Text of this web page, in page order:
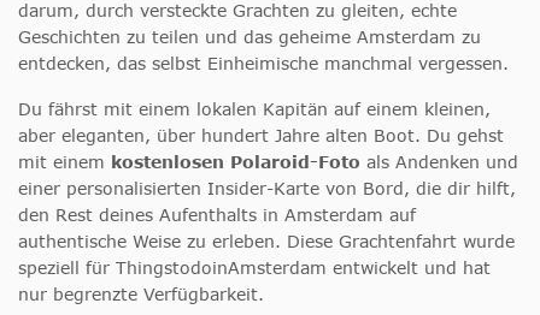
darum, durch versteckte Grachten zu gleiten, echte
Geschichten zu teilen und das geheime Amsterdam zu
entdecken, das selbst Einheimische manchmal vergessen.
Du fährst mit einem lokalen Kapitän auf einem kleinen,
aber eleganten, über hundert Jahre alten Boot. Du gehst
mit einem kostenlosen Polaroid-Foto als Andenken und
einer personalisierten Insider-Karte von Bord, die dir hilft,
den Rest deines Aufenthalts in Amsterdam auf
authentische Weise zu erleben. Diese Grachtenfahrt wurde
speziell für ThingstodoinAmsterdam entwickelt und hat
nur begrenzte Verfügbarkeit.